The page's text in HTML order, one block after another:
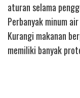
aturan selama
Perbanyak minum
Kurangi makanan
memiliki banyak